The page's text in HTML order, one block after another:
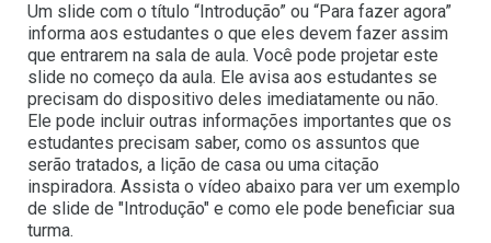
Um slide com o título “Introdução” ou “Para fazer agora”
informa aos estudantes o que eles devem fazer assim
que entrarem na sala de aula. Você pode projetar este
slide no começo da aula. Ele avisa aos estudantes se
precisam do dispositivo deles imediatamente ou não.
Ele pode incluir outras informações importantes que os
estudantes precisam saber, como os assuntos que
serão tratados, a lição de casa ou uma citação
inspiradora. Assista o vídeo abaixo para ver um exemplo
de slide de "Introdução" e como ele pode beneficiar sua
turma.